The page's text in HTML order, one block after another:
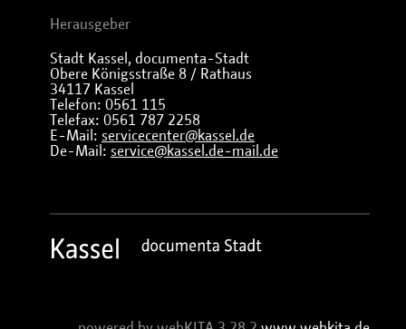
Herausgeber
Stadt Kassel, documenta-Stadt
Obere Königsstraße 8 / Rathaus
34117 Kassel
Telefon: 0561 115
Telefax: 0561 787 2258
E-Mail: servicecenter@kassel.de
De-Mail: service@kassel.de-mail.de